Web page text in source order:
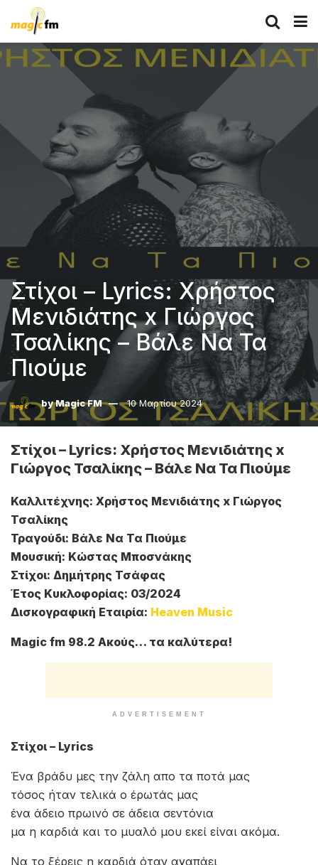
Στίχοι – Lyrics: Χρήστος
Μενιδιάτης x Γιώργος
Τσαλίκης – Βάλε Να Τα
Πιούμε
byMagic FM 10 Μαρτίου 2024
Γιώργος Τσαλίκης – Βάλε Να Τα Πιούμε
Τσαλίκης
Τραγούδι: Βάλε Να Τα Πιούμε
Στίχοι: Δημήτρης Τσάφας
Έτος Κυκλοφορίας: 03/2024
Δισκογραφική Εταιρία:Heaven Music
Magic fm 98.2 Ακούς… τα καλύτερα!